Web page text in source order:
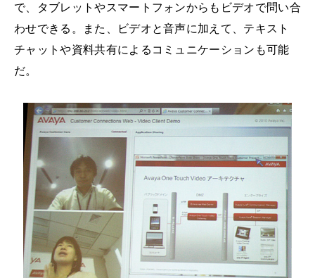
で、タブレットやスマートフォンからもビデオで問い合
わせできる。また、ビデオと音声に加えて、テキスト
チャットや資料共有によるコミュニケーションも可能
だ。